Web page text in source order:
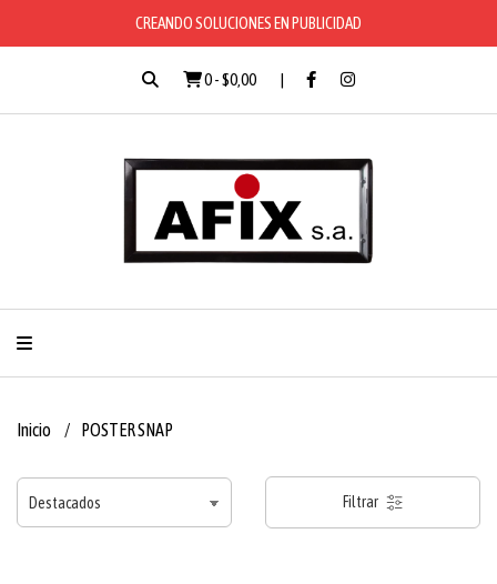
CREANDO SOLUCIONES EN PUBLICIDAD
0-$0,00
Inicio POSTER SNAP
Filtrar